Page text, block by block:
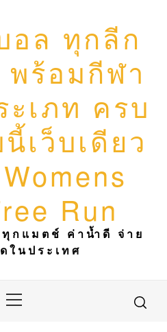
อล ทุกลีก
ร้อมกีฬา
เภท ครบ
เว็บเดียว
Run
กแมตช์ ค่าน้ำดี จ่าย
ในประเทศ
Menu